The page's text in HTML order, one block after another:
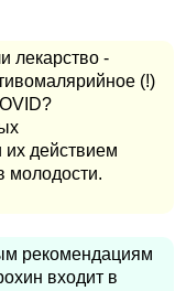
лекарство -
(!)
действием
молодости.
рекомендациям
входит в